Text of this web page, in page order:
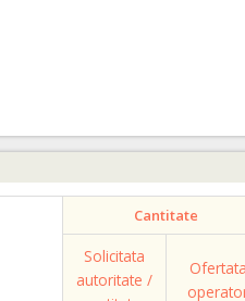
Cantitate
Solicitata
autoritate /
Ofertata